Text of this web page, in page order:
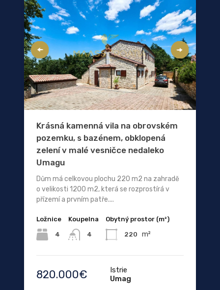
Krásná kamenná vila na obrovském
pozemku, s bazénem, ​​obklopená
zelení v malé vesničce nedaleko
Umagu
Dům má celkovou plochu 220 m2 na zahradě
o velikosti 1200 m2, která se rozprostírá v
přízemí a prvním patře....
Ložnice
4
Koupelna
4
Obytný prostor (m²)
220 m²
820.000€
Istrie
Umag